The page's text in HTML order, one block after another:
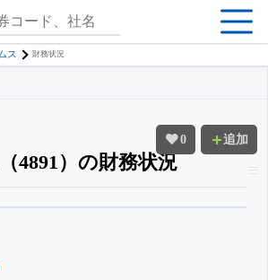
ス 財務状況
0 追加
4891）の財務状況
と米株版の先行利用も付きます